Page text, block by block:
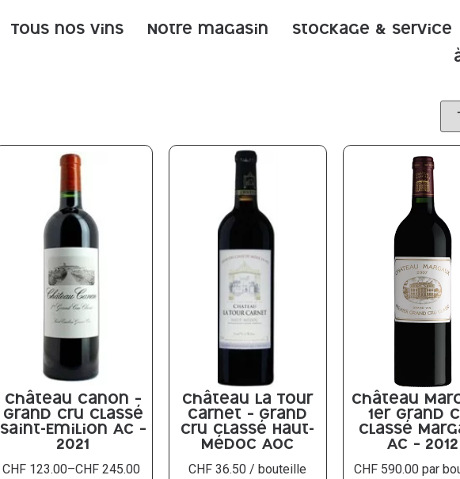
Tous nos vins Notre magasin Stockage & service
Château Canon –
Grand Cru classé
Saint-Emilion AC –
2021
CHF 123.00–CHF 245.00
Château La Tour
Carnet – Grand
Cru classé Haut-
Médoc AOC
CHF 36.50 / bouteille
Château
1er Grand
classé
AC – 2012
CHF 590.00 par